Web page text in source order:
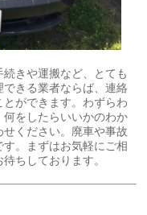
きや運搬など、とても
きる業者ならば、連絡
ができます。わずらわ
何をしたらいいかのわか
ください。廃車や事故
。まずはお気軽にご相
ちしております。